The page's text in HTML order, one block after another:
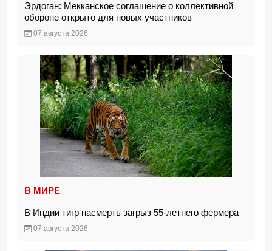
Эрдоган: Мекканское соглашение о коллективной
обороне открыто для новых участников
07 августа 2026
В МИРЕ
В Индии тигр насмерть загрыз 55-летнего фермера
07 августа 2026